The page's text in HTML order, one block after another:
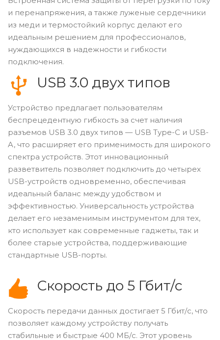
и перенапряжения, а также луженые сердечники
из меди и термостойкий корпус делают его
идеальным решением для профессионалов,
нуждающихся в надежности и гибкости
подключения.
USB 3.0 двух типов
Устройство предлагает пользователям
беспрецедентную гибкость за счет наличия
разъемов USB 3.0 двух типов — USB Type-C и USB-
A, что расширяет его применимость для широкого
спектра устройств. Этот инновационный
разветвитель позволяет подключить до четырех
USB-устройств одновременно, обеспечивая
идеальный баланс между удобством и
эффективностью. Универсальность устройства
делает его незаменимым инструментом для тех,
кто использует как современные гаджеты, так и
более старые устройства, поддерживающие
стандартные USB-порты.
Скорость до 5 Гбит/с
Скорость передачи данных достигает 5 Гбит/с, что
позволяет каждому устройству получать
стабильные и быстрые 400 МБ/с. Этот уровень